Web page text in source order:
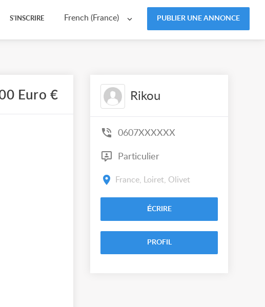
French (France) PUBLIER UNE ANNONCE
S'INSCRIRE
Euro € Rikou
0607XXXXXX
Particulier
France, Loiret, Olivet
ÉCRIRE
PROFIL